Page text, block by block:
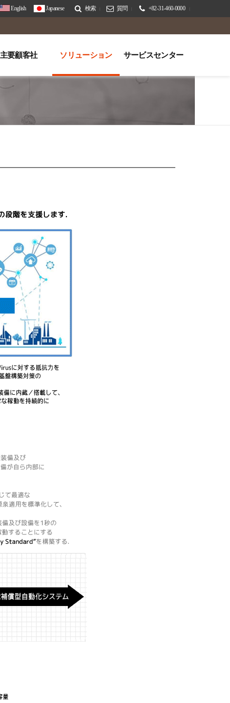
English Japanese 検索 質問 +82-31-460-0000
主要顧客社 ソリューション サービスセンター